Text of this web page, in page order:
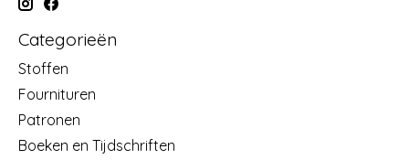
Categorieën
Stoffen
Fournituren
Patronen
Boeken en Tijdschriften